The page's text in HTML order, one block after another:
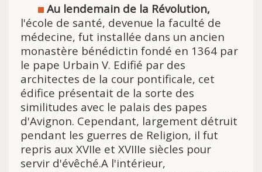
Au lendemain de la Révolution,
l'école de santé, devenue la faculté de
médecine, fut installée dans un ancien
monastère bénédictin fondé en 1364 par
le pape Urbain V. Edifié par des
architectes de la cour pontificale, cet
édifice présentait de la sorte des
similitudes avec le palais des papes
d'Avignon. Cependant, largement détruit
pendant les guerres de Religion, il fut
repris aux XVIIe et XVIIIe siècles pour
servir d'évêché.A l'intérieur,